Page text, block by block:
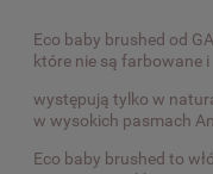
Eco baby brushed od
które nie są farbowane i
występują tylko w
w wysokich pasmach
Eco baby brushed to